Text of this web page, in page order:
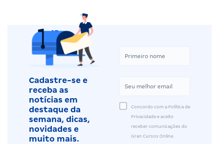
Cadastre-se e
receba as
notícias em
destaque da
semana, dicas,
novidades e
muito mais.
Concordo com a Política de
Privacidade e aceito
receber comunicações do
Gran Cursos Online.